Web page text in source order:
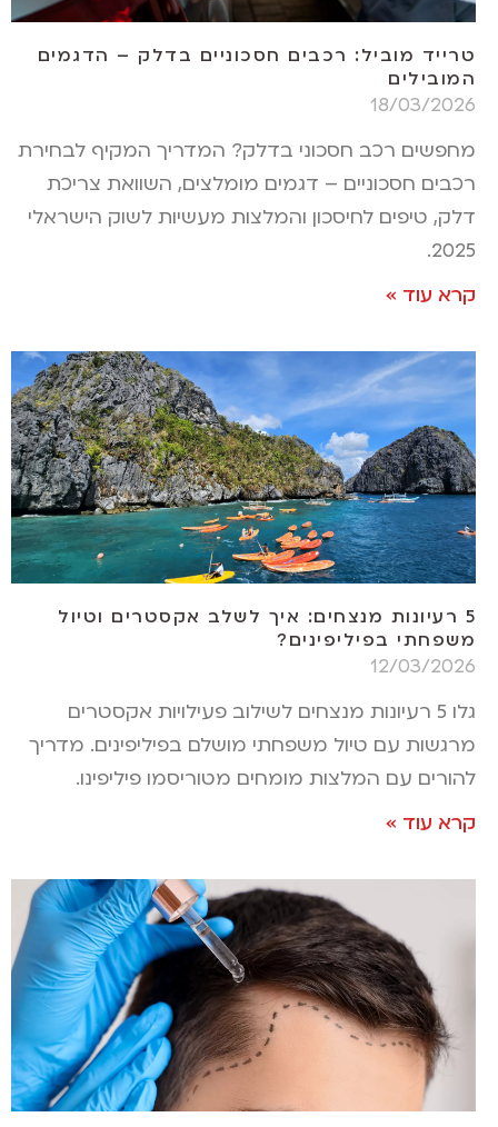
טרייד מוביל: רכבים חסכוניים בדלק – הדגמים
המובילים
18/03/2026
מחפשים רכב חסכוני בדלק? המדריך המקיף לבחירת
רכבים חסכוניים – דגמים מומלצים, השוואת צריכת
דלק, טיפים לחיסכון והמלצות מעשיות לשוק הישראלי
2025.
קרא עוד »
5 רעיונות מנצחים: איך לשלב אקסטרים וטיול
משפחתי בפיליפינים?
12/03/2026
גלו 5 רעיונות מנצחים לשילוב פעילויות אקסטרים
מרגשות עם טיול משפחתי מושלם בפיליפינים. מדריך
להורים עם המלצות מומחים מטוריסמו פיליפינו.
קרא עוד »